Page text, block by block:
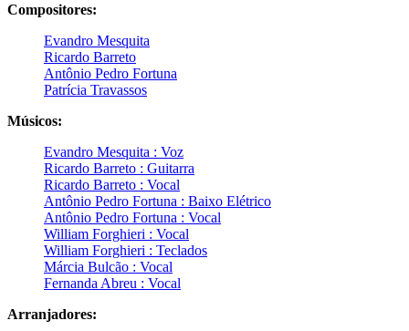
Compositores:
Evandro Mesquita
Ricardo Barreto
Antônio Pedro Fortuna
Patrícia Travassos
Músicos:
Evandro Mesquita : Voz
Ricardo Barreto : Guitarra
Ricardo Barreto : Vocal
Antônio Pedro Fortuna : Baixo Elétrico
Antônio Pedro Fortuna : Vocal
William Forghieri : Vocal
William Forghieri : Teclados
Márcia Bulcão : Vocal
Fernanda Abreu : Vocal
Arranjadores: